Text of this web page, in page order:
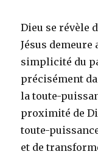
Dieu se révèle
Jésus demeure
simplicité du
précisément
la toute-
proximité de
toute-
et de